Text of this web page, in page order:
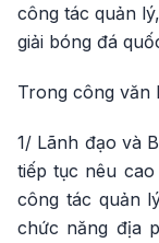
công tác quản
giải bóng đá
Trong công văn
1/ Lãnh đạo và
tiếp tục nêu
công tác quản
chức năng địa